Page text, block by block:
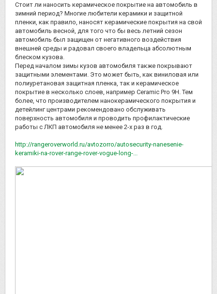
Стоит ли наносить керамическое покрытие на автомобиль в
зимний период? Многие любители керамики и защитной
пленки, как правило, наносят керамические покрытия на свой
автомобиль весной, для того что бы весь летний сезон
автомобиль был защищен от негативного воздействия
внешней среды и радовал своего владельца абсолютным
блеском кузова.
Перед началом зимы кузов автомобиля также покрывают
защитными элементами. Это может быть, как виниловая или
полиуретановая защитная пленка, так и керамическое
покрытие в несколько слоев, например Ceramic Pro 9H. Тем
более, что производителем нанокерамического покрытия и
детейлинг центрами рекомендовано обслуживать
поверхность автомобиля и проводить профилактические
работы с ЛКП автомобиля не менее 2-х раз в год.
http://rangeroverworld.ru/avtozorro/autosecurity-nanesenie-
keramiki-na-rover-range-rover-vogue-long-...